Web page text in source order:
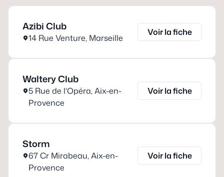
Azibi Club
14 Rue Venture, Marseille
Voir la fiche
Waltery Club
5 Rue de l'Opéra,Aix-en-
Provence
Voir la fiche
Storm
67 Cr Mirabeau,Aix-en-
Provence
Voir la fiche